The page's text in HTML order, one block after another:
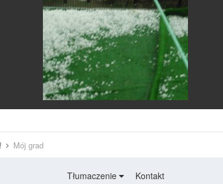
Mój grad
Tłumaczenie Kontakt